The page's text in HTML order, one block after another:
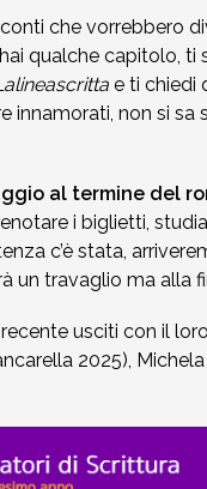
che vorrebbero
qualche capitolo, ti
e ti chiedi
innamorati, non si
al termine del
i biglietti,
c’è stata,
un travaglio ma alla
usciti con il
2025), Michela